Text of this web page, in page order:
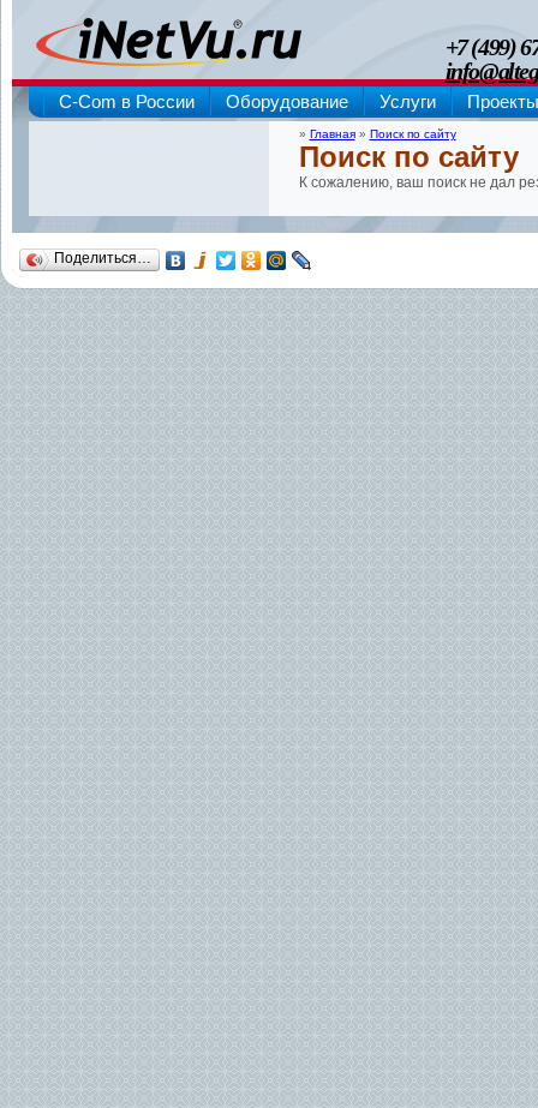
+7 (499)
C-Com в России Оборудование Услуги Проекты
» Главная» Поиск по сайту
Поиск по сайту
К сожалению, ваш поиск не дал
Поделиться…